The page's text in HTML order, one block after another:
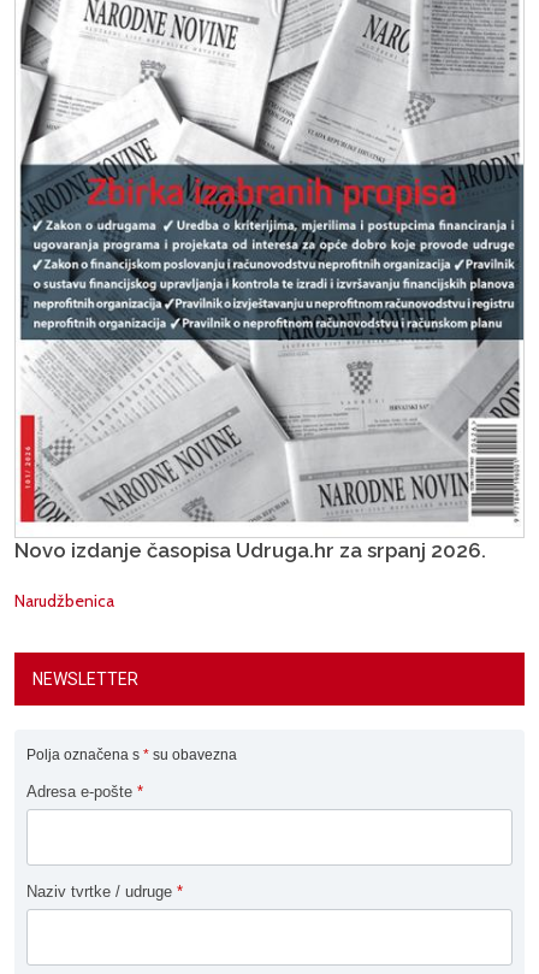
Novo izdanje časopisa Udruga.hr za srpanj 2026.
Narudžbenica
NEWSLETTER
Polja označena s * su obavezna
Adresa e-pošte *
Naziv tvrtke / udruge *